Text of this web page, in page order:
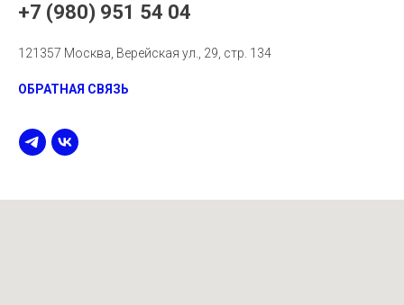
+7 (980) 951 54 04
121357 Москва, Верейская ул., 29, стр. 134
ОБРАТНАЯ СВЯЗЬ